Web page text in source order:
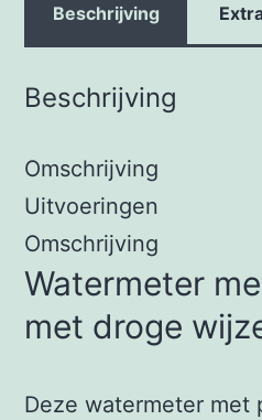
Beschrijving
Beschrijving
Omschrijving
Uitvoeringen
Omschrijving
Watermeter
met droge
Deze watermeter met